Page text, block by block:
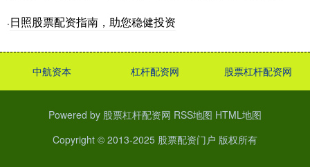
·日照股票配资指南，助您稳健投资
中航资本 杠杆配资网 股票杠杆配资网
Powered by 股票杠杆配资网 RSS地图 HTML地图
Copyright © 2013-2025 股票配资门户 版权所有